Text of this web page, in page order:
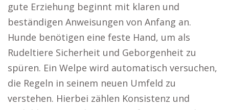
gute Erziehung beginnt mit klaren und
beständigen Anweisungen von Anfang an.
Hunde benötigen eine feste Hand, um als
Rudeltiere Sicherheit und Geborgenheit zu
spüren. Ein Welpe wird automatisch versuchen,
die Regeln in seinem neuen Umfeld zu
verstehen. Hierbei zählen Konsistenz und